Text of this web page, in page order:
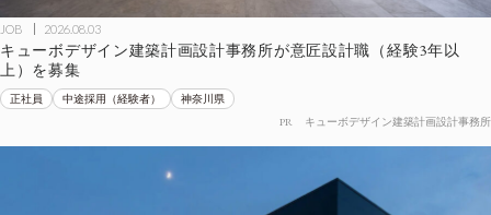
JOB 2026.08.03
キューボデザイン建築計画設計事務所が意匠設計職（経験3年以
上）を募集
正社員 中途採用（経験者） 神奈川県
PR キューボデザイン建築計画設計事務所